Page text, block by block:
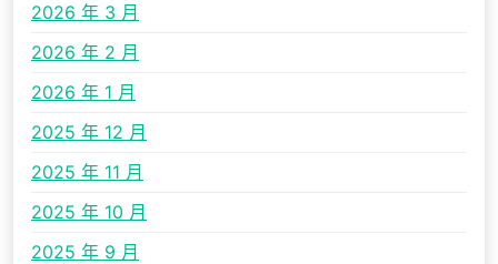
2026 年 3 月
2026 年 2 月
2026 年 1 月
2025 年 12 月
2025 年 11 月
2025 年 10 月
2025 年 9 月